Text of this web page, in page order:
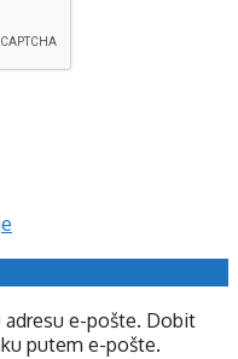
e-pošte. Dobit
putem e-pošte.